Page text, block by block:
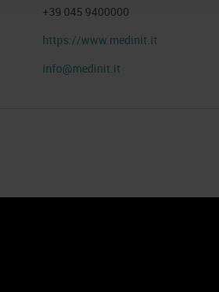
+39 045 9400000
https://www.medinit.it
info@medinit.it